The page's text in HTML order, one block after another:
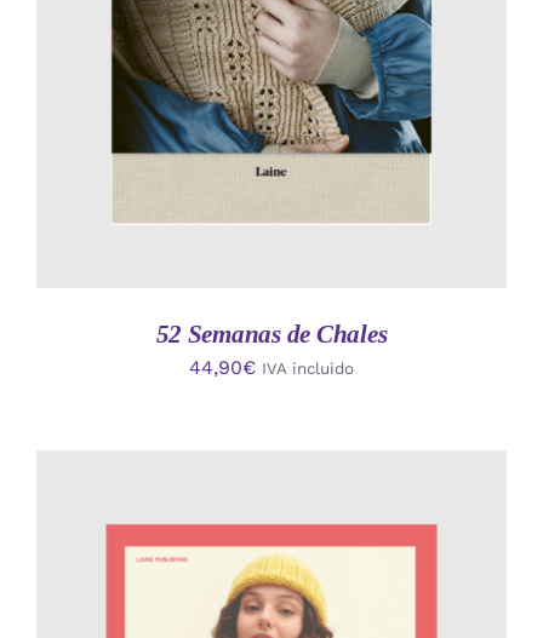
DETALLES
52 Semanas de Chales
44,90€ IVA incluido